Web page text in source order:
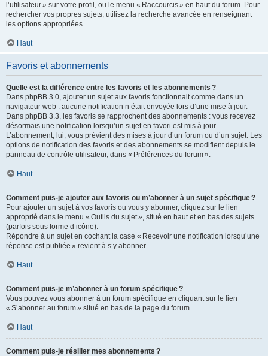
l’utilisateur » sur votre profil, ou le menu « Raccourcis » en haut du forum. Pour
rechercher vos propres sujets, utilisez la recherche avancée en renseignant
les options appropriées.
Haut
Favoris et abonnements
Quelle est la différence entre les favoris et les abonnements ?
Dans phpBB 3.0, ajouter un sujet aux favoris fonctionnait comme dans un
navigateur web : aucune notification n’était envoyée lors d’une mise à jour.
Dans phpBB 3.3, les favoris se rapprochent des abonnements : vous recevez
désormais une notification lorsqu’un sujet en favori est mis à jour.
L’abonnement, lui, vous prévient des mises à jour d’un forum ou d’un sujet. Les
options de notification des favoris et des abonnements se modifient depuis le
panneau de contrôle utilisateur, dans « Préférences du forum ».
Haut
Comment puis-je ajouter aux favoris ou m’abonner à un sujet spécifique ?
Pour ajouter un sujet à vos favoris ou vous y abonner, cliquez sur le lien
approprié dans le menu « Outils du sujet », situé en haut et en bas des sujets
(parfois sous forme d’icône).
Répondre à un sujet en cochant la case « Recevoir une notification lorsqu’une
réponse est publiée » revient à s’y abonner.
Haut
Comment puis-je m’abonner à un forum spécifique ?
Vous pouvez vous abonner à un forum spécifique en cliquant sur le lien
« S’abonner au forum » situé en bas de la page du forum.
Haut
Comment puis-je résilier mes abonnements ?